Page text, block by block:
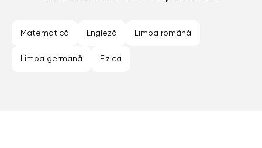
Matematică Engleză Limba română
Limba germană Fizica